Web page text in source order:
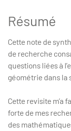
Résumé
Cette note de
de recherche
questions liées à
géométrie dans la
Cette revisite m’a
forte de mes
des